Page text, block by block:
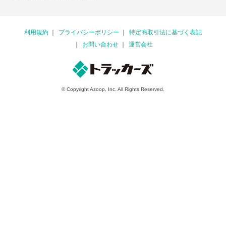
利用規約 プライバシーポリシー
特定商取引法に基づく表記
お問い合わせ
運営会社
© Copyright Azoop, Inc. All Rights Reserved.